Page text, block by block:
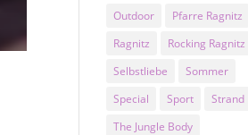
Outdoor
Pfarre Ragnitz
Ragnitz
Rocking Ragnitz
Selbstliebe
Sommer
Special
Sport
Strand
The Jungle Body